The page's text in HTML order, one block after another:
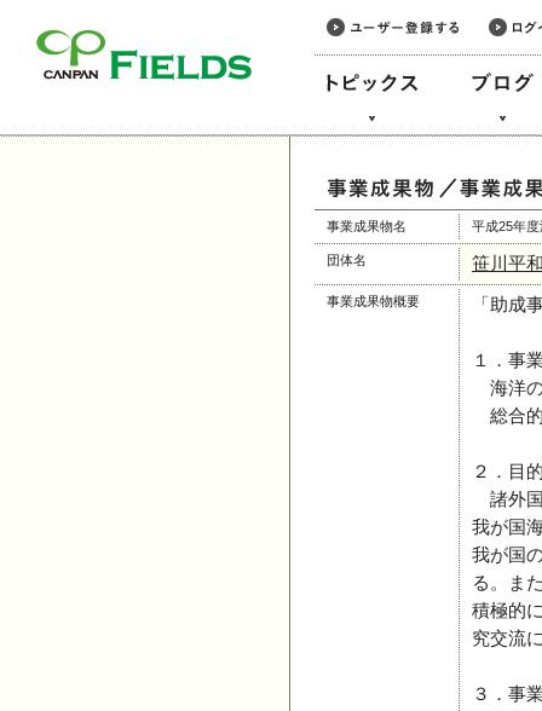
事業成果物名 平成25年
団体名 笹川平
事業成果物概要 「助成
１．事
海洋の
総合的
２．目
諸外国
我が国
我が国
る。ま
積極的
究交流
３．事